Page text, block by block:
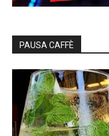
PAUSA CAFFÈ